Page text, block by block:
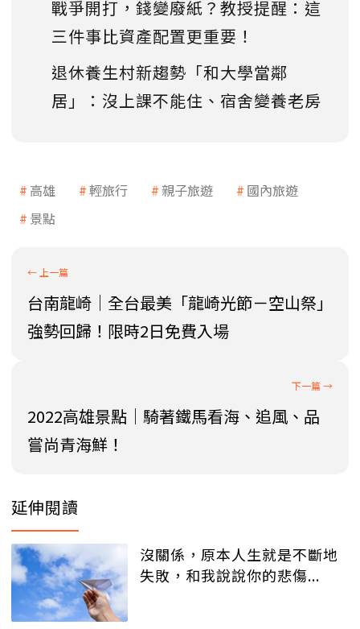
戰爭開打，錢變廢紙？教授提醒：這
三件事比資產配置更重要！
退休養生村新趨勢「和大學當鄰
居」：沒上課不能住、宿舍變養老房
高雄 輕旅行 親子旅遊
國內旅遊
景點
台南龍崎│全台最美「龍崎光節－空山祭」
強勢回歸！限時2日免費入場
2022高雄景點│騎著鐵馬看海、追風、品
嘗尚青海鮮！
延伸閱讀
沒關係，原本人生就是不斷地
失敗，和我說說你的悲傷...